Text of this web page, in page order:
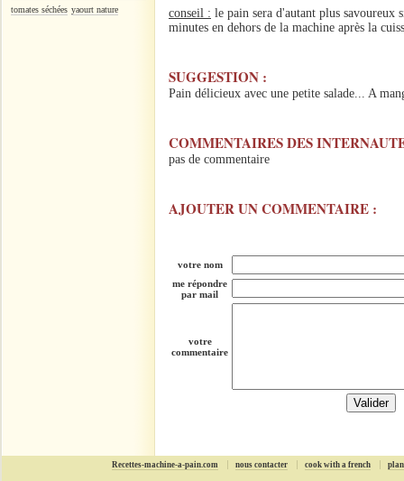
tomates séchées yaourt nature conseil : le pain sera d'autant plus savoureux
minutes en dehors de la machine après la
SUGGESTION :
Pain délicieux avec une petite salade... A
COMMENTAIRES DES
pas de commentaire
AJOUTER UN COMMENTAIRE :
votre nom
me répondre
par mail
votre
commentaire
Recettes-machine-a-pain.com nous contacter cook with a french